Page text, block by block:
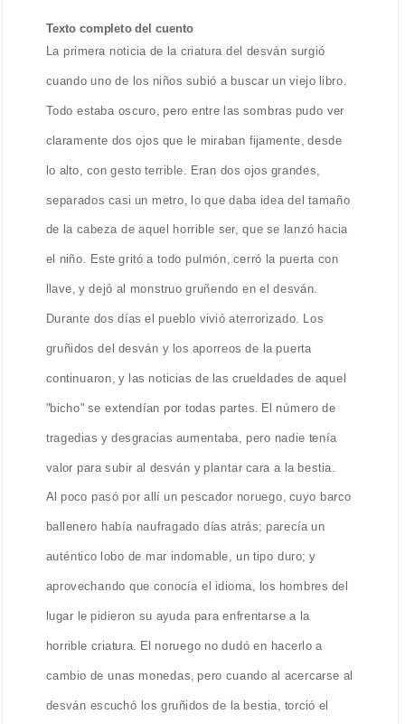
Texto completo del cuento
La primera noticia de la criatura del desván surgió
cuando uno de los niños subió a buscar un viejo libro.
Todo estaba oscuro, pero entre las sombras pudo ver
claramente dos ojos que le miraban fijamente, desde
lo alto, con gesto terrible. Eran dos ojos grandes,
separados casi un metro, lo que daba idea del tamaño
de la cabeza de aquel horrible ser, que se lanzó hacia
el niño. Este gritó a todo pulmón, cerró la puerta con
llave, y dejó al monstruo gruñendo en el desván.
Durante dos días el pueblo vivió aterrorizado. Los
gruñidos del desván y los aporreos de la puerta
continuaron, y las noticias de las crueldades de aquel
"bicho" se extendían por todas partes. El número de
tragedias y desgracias aumentaba, pero nadie tenía
valor para subir al desván y plantar cara a la bestia.
Al poco pasó por allí un pescador noruego, cuyo barco
ballenero había naufragado días atrás; parecía un
auténtico lobo de mar indomable, un tipo duro; y
aprovechando que conocía el idioma, los hombres del
lugar le pidieron su ayuda para enfrentarse a la
horrible criatura. El noruego no dudó en hacerlo a
cambio de unas monedas, pero cuando al acercarse al
desván escuchó los gruñidos de la bestia, torció el